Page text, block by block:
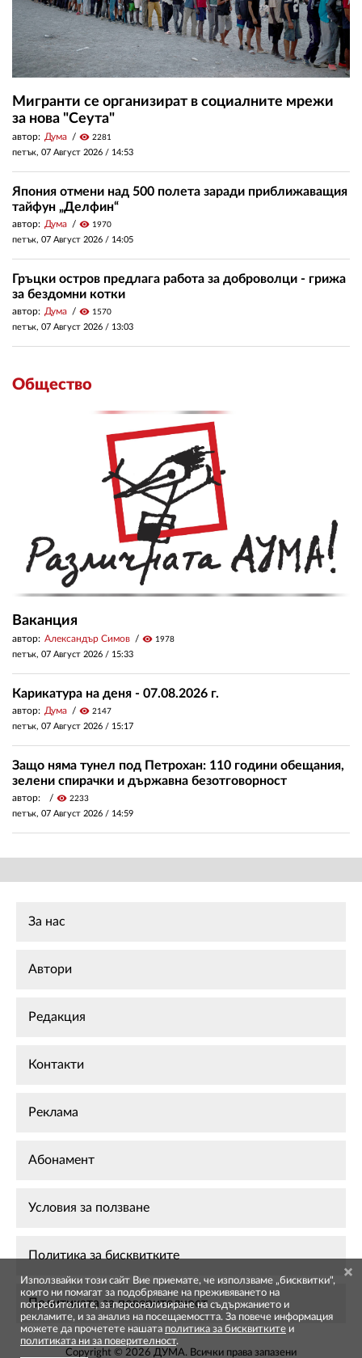
Мигранти се организират в социалните мрежи
за нова "Сеута"
автор: Дума visibility 2281
петък, 07 Август 2026 / 14:53
Япония отмени над 500 полета заради приближаващия
тайфун „Делфин“
автор: Дума visibility 1970
петък, 07 Август 2026 / 14:05
Гръцки остров предлага работа за доброволци - грижа
за бездомни котки
автор: Дума visibility 1570
петък, 07 Август 2026 / 13:03
Общество
Ваканция
автор: Александър Симов visibility 1978
петък, 07 Август 2026 / 15:33
Карикатура на деня - 07.08.2026 г.
автор: Дума visibility 2147
петък, 07 Август 2026 / 15:17
Защо няма тунел под Петрохан: 110 години обещания,
зелени спирачки и държавна безотговорност
автор: visibility 2233
петък, 07 Август 2026 / 14:59
За нас
Автори
Редакция
Контакти
Реклама
Абонамент
Условия за ползване
Политика за бисквитките
Политиката за поверителност
Copyright © 2026 ДУМА. Всички права запазени
Използвайки този сайт Вие приемате, че използваме „бисквитки",
които ни помагат за подобряване на преживяването на
потребителите, за персонализиране на съдържанието и
рекламите, и за анализ на посещаемостта. За повече информация
можете да прочетете нашата политика за бисквитките и
политиката ни за поверителност.